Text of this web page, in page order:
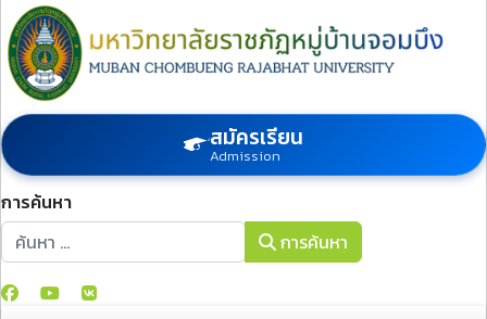
สมัครเรียน
Admission
การค้นหา
การค้นหา
การค้นหา